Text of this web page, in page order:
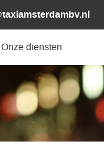
Onze diensten